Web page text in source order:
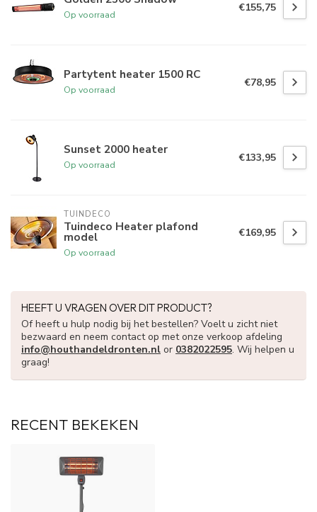
Op voorraad
€155,75
Partytent heater 1500 RC
Op voorraad
€78,95
Sunset 2000 heater
Op voorraad
€133,95
TUINDECO
Tuindeco Heater plafond
model
Op voorraad
€169,95
HEEFT U VRAGEN OVER DIT PRODUCT?
Of heeft u hulp nodig bij het bestellen? Voelt u zicht niet
bezwaard en neem contact op met onze verkoop afdeling
info@houthandeldronten.nl or 0382022595. Wij helpen u
graag!
RECENT BEKEKEN